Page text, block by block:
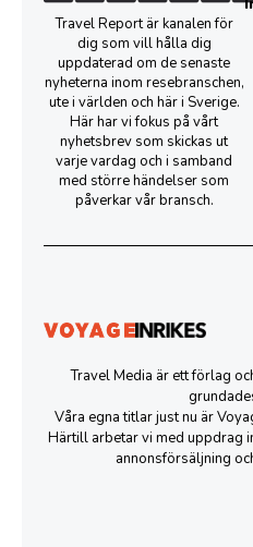
Travel Report är kanalen för
dig som vill hålla dig
uppdaterad om de senaste
nyheterna inom resebranschen,
ute i världen och här i Sverige.
Här har vi fokus på vårt
nyhetsbrev som skickas ut
varje vardag och i samband
med större händelser som
påverkar vår bransch.
Travel Media är ett förlag
Våra egna titlar just nu är
Härtill arbetar vi med uppdrag
annonsförsäljning